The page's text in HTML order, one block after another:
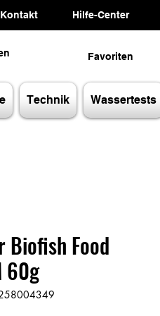
Kontakt Hilfe-Center
Favoriten
Technik Wassertests
Biofish Food
60g